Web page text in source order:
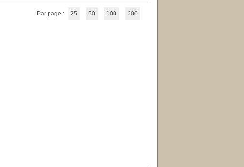
Par page : 25 50 100 200